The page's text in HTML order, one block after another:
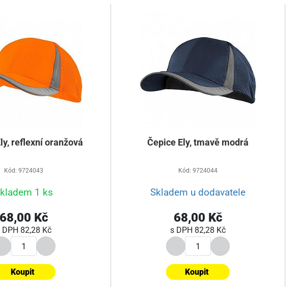
reflexní oranžová
Kód: 9724043
1 ks
68,00 Kč
DPH 82,28 Kč
Koupit
Čepice Ely, tmavě modrá
Kód: 9724044
Skladem u dodavatele
68,00 Kč
s DPH 82,28 Kč
Koupit